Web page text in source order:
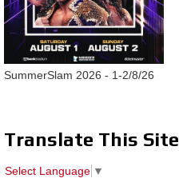
SummerSlam 2026 - 1-2/8/26
Translate This Site
Select Language ▼